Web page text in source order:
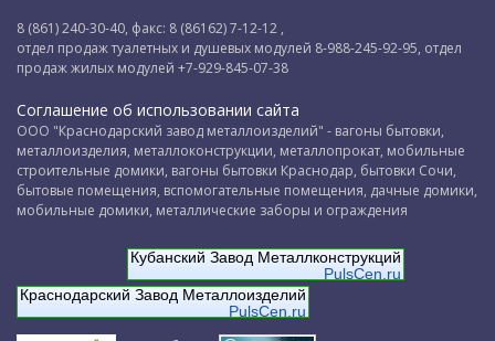
8 (861) 240-30-40, факс: 8 (86162) 7-12-12 ,
отдел продаж туалетных и душевых модулей 8-988-245-92-95, отдел
продаж жилых модулей +7-929-845-07-38
Соглашение об использовании сайта
ООО "Краснодарский завод металлоизделий" - вагоны бытовки,
металлоизделия, металлоконструкции, металлопрокат, мобильные
строительные домики, вагоны бытовки Краснодар, бытовки Сочи,
бытовые помещения, вспомогательные помещения, дачные домики,
мобильные домики, металлические заборы и ограждения
Кубанский Завод Металлконструкций
PulsCen.ru
Краснодарский Завод Металлоизделий
PulsCen.ru